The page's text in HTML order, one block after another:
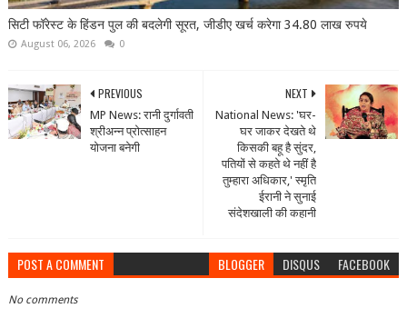
सिटी फॉरेस्ट के हिंडन पुल की बदलेगी सूरत, जीडीए खर्च करेगा 34.80 लाख रुपये
August 06, 2026 0
NEXT
National News: 'घर-
घर जाकर देखते थे
किसकी बहू है सुंदर,
पतियों से कहते थे नहीं है
तुम्हारा अधिकार,' स्मृति
ईरानी ने सुनाई
संदेशखाली की कहानी
PREVIOUS
MP News: रानी दुर्गावती
श्रीअन्न प्रोत्साहन
योजना बनेगी
POST A COMMENT BLOGGER DISQUS FACEBOOK
No comments